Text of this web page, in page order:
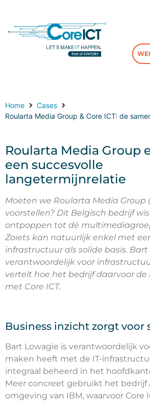
Home
Cases
Roularta Media Group & Core ICT: de
Roularta Media Group
een succesvolle
langetermijnrelatie
Moeten we Roularta Media Group
voorstellen? Dit Belgisch bedrijf
ontpoppen tot dé
Zoiets kan natuurlijk enkel met
infrastructuur als solide basis. Bart
verantwoordelijk voor
vertelt hoe het bedrijf daarvoor
met Core ICT.
Business inzicht zorgt voor
Bart Lowagie is verantwoordelijk
maken heeft met de IT-
integraal beheerd in het
Meer concreet gebruikt het bedrijf
omgeving van IBM, waarvoor Core